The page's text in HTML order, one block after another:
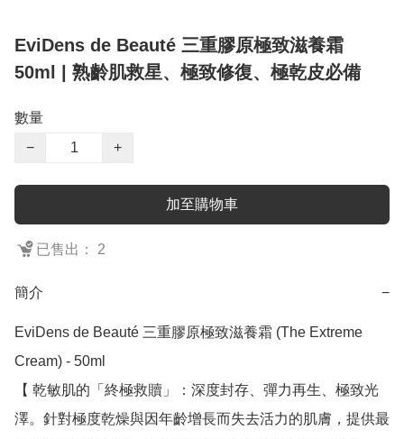
EviDens de Beauté 三重膠原極致滋養霜
50ml | 熟齡肌救星、極致修復、極乾皮必備
數量
−
+
加至購物車
已售出： 2
簡介 −
EviDens de Beauté 三重膠原極致滋養霜 (The Extreme
Cream) - 50ml
【 乾敏肌的「終極救贖」：深度封存、彈力再生、極致光
澤。針對極度乾燥與因年齡增長而失去活力的肌膚，提供最